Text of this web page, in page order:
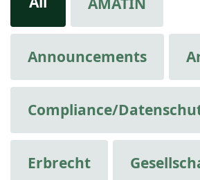
Announcements
Compliance/
Erbrecht